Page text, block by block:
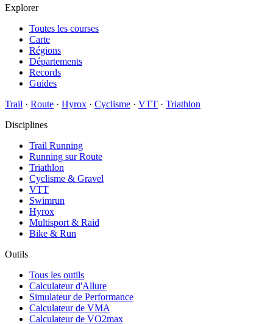
Explorer
Toutes les courses
Carte
Régions
Départements
Records
Guides
Trail · Route · Hyrox · Cyclisme · VTT · Triathlon
Disciplines
Trail Running
Running sur Route
Triathlon
Cyclisme & Gravel
VTT
Swimrun
Hyrox
Multisport & Raid
Bike & Run
Outils
Tous les outils
Calculateur d'Allure
Simulateur de Performance
Calculateur de VMA
Calculateur de VO2max